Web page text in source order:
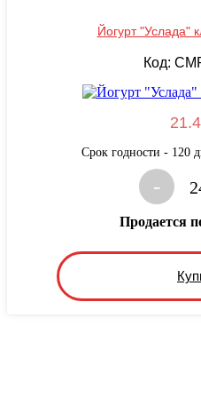
Йогурт "Услада"
Код:
Срок годности - 120
-
Продается